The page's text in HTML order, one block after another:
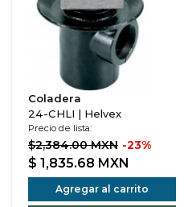
Coladera
24-CHLI | Helvex
Precio de lista:
$2,384.00 MXN -23%
$ 1,835.68 MXN
Agregar al carrito